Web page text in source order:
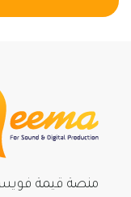
منصة قيمة